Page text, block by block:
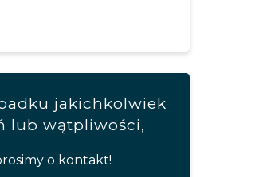
jakichkolwiek
lub wątpliwości,
o kontakt!